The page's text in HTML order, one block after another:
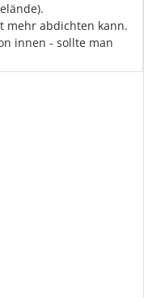
mehr abdichten kann.
innen - sollte man